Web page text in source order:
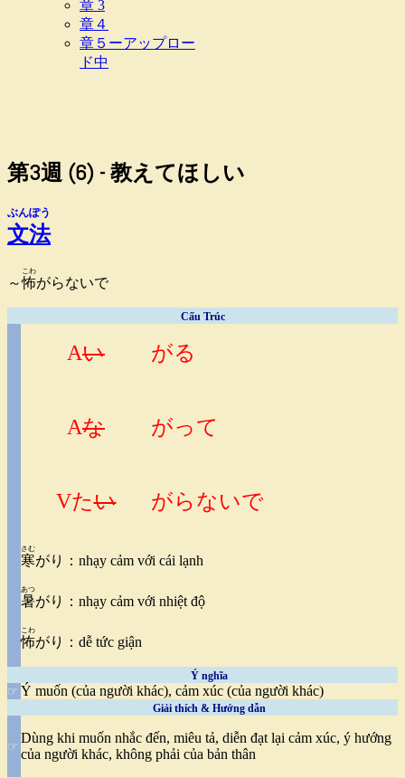
章 3
章４
章５ーアップロー
ド中
第3週 (6) - 教えてほしい
文法
ぶんぽう
～怖
こわ
がらないで
Cấu Trúc
Aい
Aな
Vたい
がる
がって
がらないで
寒
さむ
がり：nhạy cảm với cái lạnh
暑
あつ
がり：nhạy cảm với nhiệt độ
怖
こわ
がり：dễ tức giận
Ý nghĩa
☞ Ý muốn (của người khác), cảm xúc (của người khác)
Giải thích & Hướng dẫn
☞
Dùng khi muốn nhắc đến, miêu tả, diễn đạt lại cảm xúc, ý hướng
của người khác, không phải của bản thân